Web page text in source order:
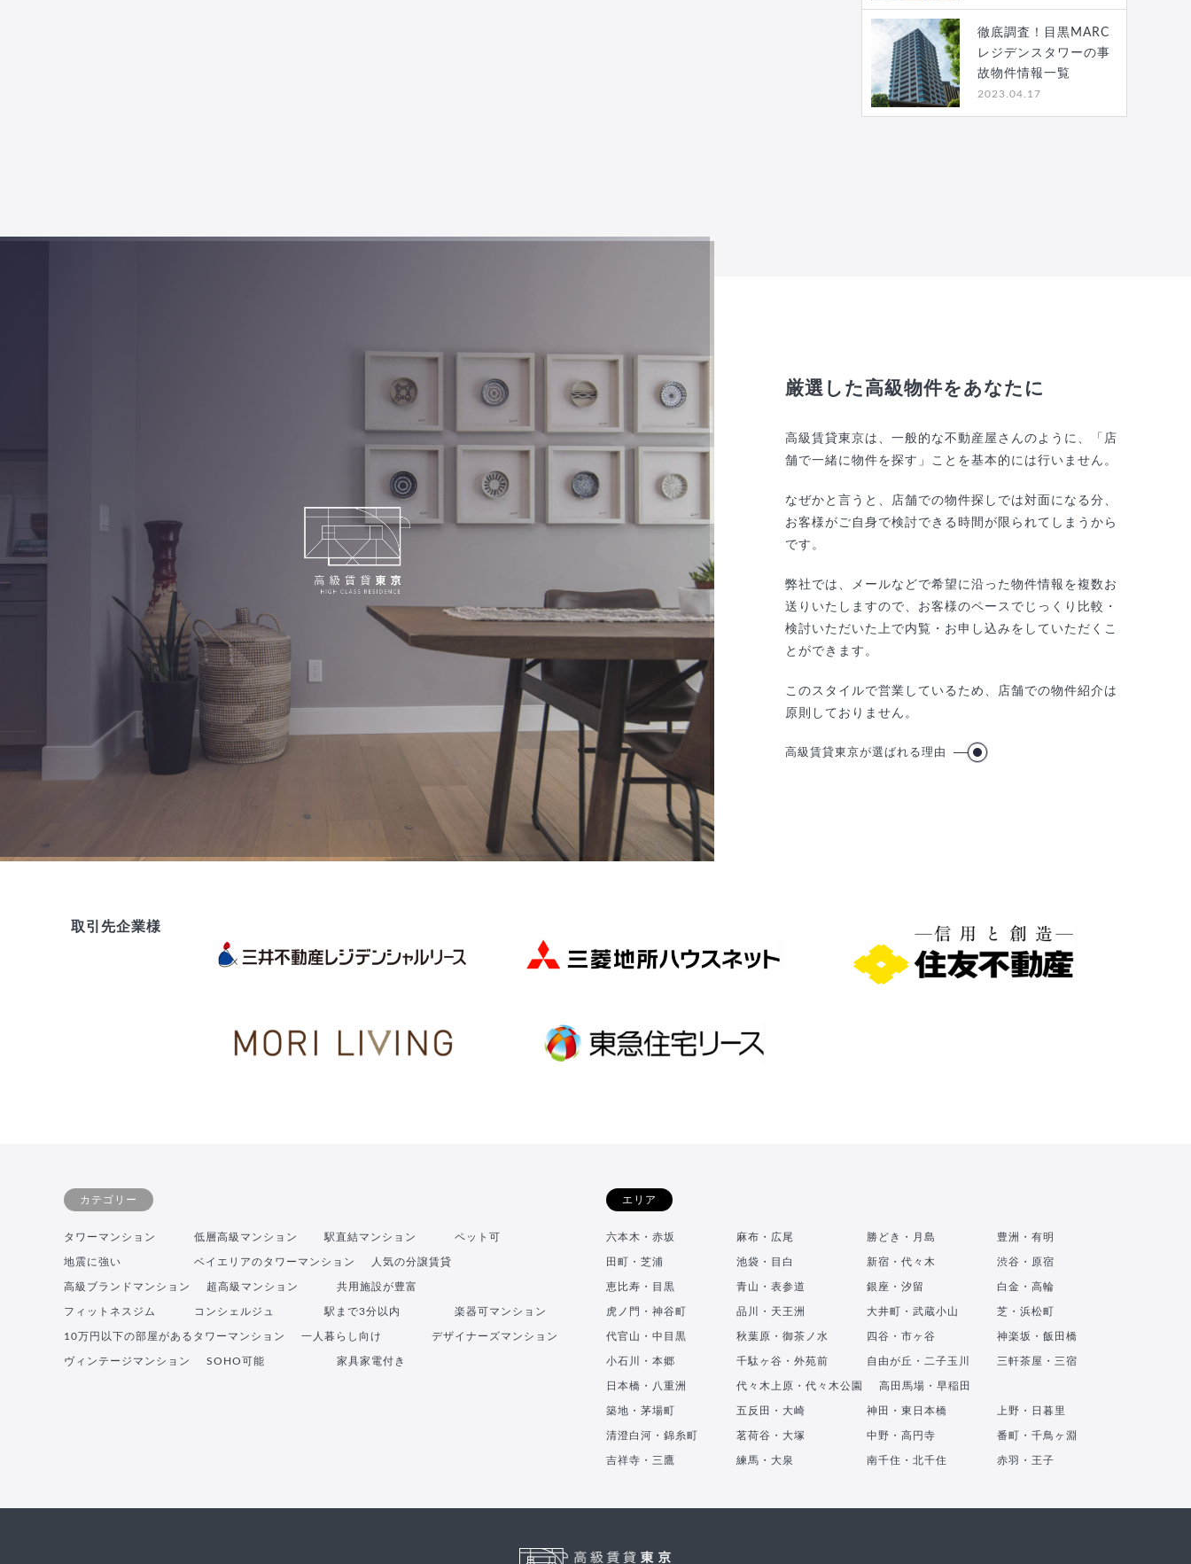
徹底調査！目黒MARC
レジデンスタワーの事
故物件情報一覧
2023.04.17
厳選した高級物件をあなたに
高級賃貸東京は、一般的な不動産屋さんのように、「店
舗で一緒に物件を探す」ことを基本的には行いません。
なぜかと言うと、店舗での物件探しでは対面になる分、
お客様がご自身で検討できる時間が限られてしまうから
です。
弊社では、メールなどで希望に沿った物件情報を複数お
送りいたしますので、お客様のペースでじっくり比較・
検討いただいた上で内覧・お申し込みをしていただくこ
とができます。
このスタイルで営業しているため、店舗での物件紹介は
原則しておりません。
高級賃貸東京が選ばれる理由
取引先企業様
カテゴリー
タワーマンション 低層高級マンション 駅直結マンション ペット可
地震に強い ベイエリアのタワーマンション 人気の分譲賃貸
高級ブランドマンション 超高級マンション 共用施設が豊富
フィットネスジム コンシェルジュ 駅まで3分以内 楽器可マンション
10万円以下の部屋があるタワーマンション 一人暮らし向け デザイナーズマンション
ヴィンテージマンション SOHO可能 家具家電付き
エリア
六本木・赤坂 麻布・広尾 勝どき・月島 豊洲・有明
田町・芝浦 池袋・目白 新宿・代々木 渋谷・原宿
恵比寿・目黒 青山・表参道 銀座・汐留 白金・高輪
虎ノ門・神谷町 品川・天王洲 大井町・武蔵小山 芝・浜松町
代官山・中目黒 秋葉原・御茶ノ水 四谷・市ヶ谷 神楽坂・飯田橋
小石川・本郷 千駄ヶ谷・外苑前 自由が丘・二子玉川 三軒茶屋・三宿
日本橋・八重洲 代々木上原・代々木公園 高田馬場・早稲田
築地・茅場町 五反田・大崎 神田・東日本橋 上野・日暮里
清澄白河・錦糸町 茗荷谷・大塚 中野・高円寺 番町・千鳥ヶ淵
吉祥寺・三鷹 練馬・大泉 南千住・北千住 赤羽・王子